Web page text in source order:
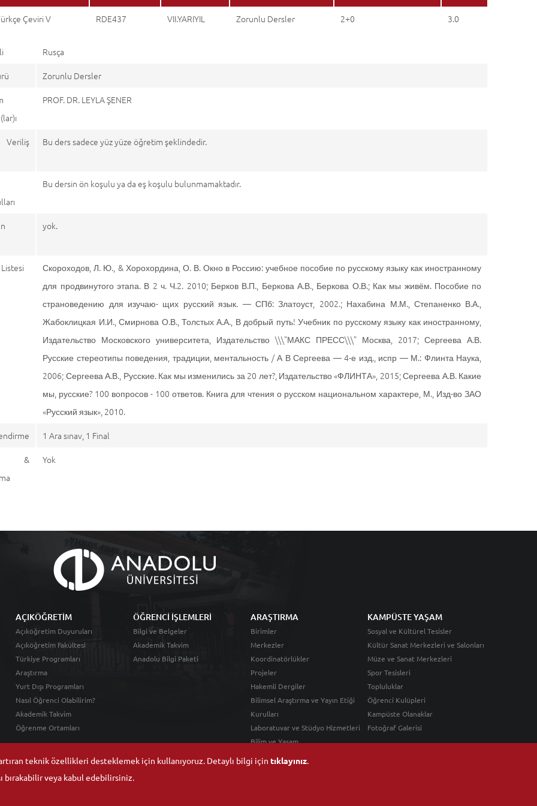
Çeviri V RDE437 VII.YARIYIL Zorunlu Dersler 2+0 3.0
Rusça
Zorunlu Dersler
PROF. DR. LEYLA ŞENER
Veriliş
Bu ders sadece yüz yüze öğretim şeklindedir.
Bu dersin ön koşulu ya da eş koşulu bulunmamaktadır.
yok.
Скороходов, Л. Ю., & Хорохордина, О. В. Окно в Россию: учебное пособие по русскому языку как иностранному
для продвинутого этапа. В 2 ч. Ч.2. 2010; Берков В.П., Беркова А.В., Беркова О.В.; Как мы живём. Пособие по
страноведению для изучаю- щих русский язык. — СПб: Златоуст, 2002.; Нахабина М.М., Степаненко В.А.,
Жабоклицкая И.И., Смирнова О.В., Толстых А.А., В добрый путь! Учебник по русскому языку как иностранному,
Издательство Московского университета, Издательство \\\"МАКС ПРЕСС\\\" Москва, 2017; Сергеева А.В.
Русские стереотипы поведения, традиции, ментальность / А В Сергеева — 4-е изд., испр — М.: Флинта Наука,
2006; Сергеева А.В., Русские. Как мы изменились за 20 лет?, Издательство «ФЛИНТА», 2015; Сергеева А.В. Какие
мы, русские? 100 вопросов - 100 ответов. Книга для чтения о русском национальном характере, М., Изд-во ЗАО
«Русский язык», 2010.
1 Ara sınav, 1 Final
&
Yok
teknik özellikleri desteklemek için kullanıyoruz. Detaylı bilgi için tıklayınız.
bırakabilir veya kabul edebilirsiniz.
AÇIKÖĞRETİM
Açıköğretim Duyuruları
Açıköğretim Fakültesi
Türkiye Programları
Araştırma
Yurt Dışı Programları
Nasıl Öğrenci Olabilirim?
Akademik Takvim
Öğrenme Ortamları
ÖĞRENCİ İŞLEMLERİ
Bilgi ve Belgeler
Akademik Takvim
Anadolu Bilgi Paketi
ARAŞTIRMA
Birimler
Merkezler
Koordinatörlükler
Projeler
Hakemli Dergiler
Bilimsel Araştırma ve Yayın Etiği
Kurulları
Laboratuvar ve Stüdyo Hizmetleri
Bilim ve Yaşam
KAMPÜSTE YAŞAM
Sosyal ve Kültürel Tesisler
Kültür Sanat Merkezleri ve Salonları
Müze ve Sanat Merkezleri
Spor Tesisleri
Topluluklar
Öğrenci Kulüpleri
Kampüste Olanaklar
Fotoğraf Galerisi